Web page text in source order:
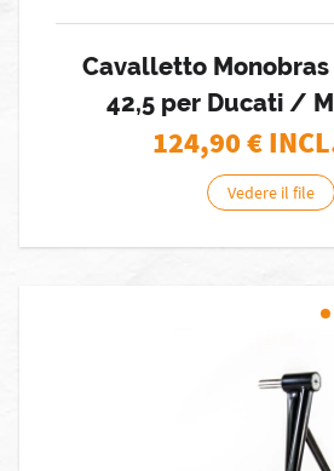
Cavalletto Monobras
42,5 per Ducati /
124,90€
Vedere il file